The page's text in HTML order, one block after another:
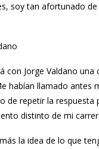
soy tan afortunado
con Jorge Valdano
habían llamado antes
de repetir la
distinto de mi
la idea de lo que